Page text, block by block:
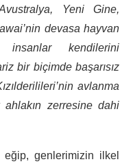
Yeni Gine,
devasa hayvan
insanlar kendilerini
bir biçimde başarısız
avlanma
zerresine dahi
eğip, genlerimizin ilkel